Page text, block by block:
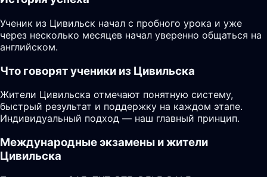
Ученик из Цивильск начал с пробного урока и уже
через несколько месяцев начал уверенно общаться на
английском.
Что говорят ученики из Цивильска
Жители Цивильска отмечают понятную систему,
быстрый результат и поддержку на каждом этапе.
Индивидуальный подход — наш главный принцип.
Международные экзамены и жители
Цивильска